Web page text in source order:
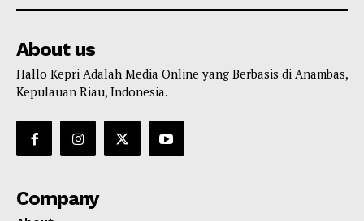
About us
Hallo Kepri Adalah Media Online yang Berbasis di Anambas,
Kepulauan Riau, Indonesia.
Company